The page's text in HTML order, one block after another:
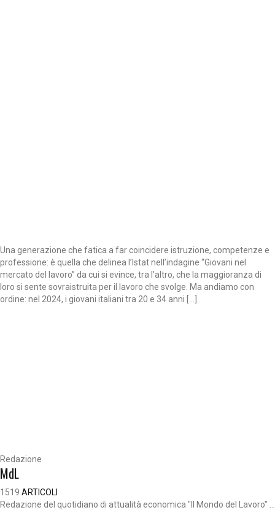
Una generazione che fatica a far coincidere istruzione, competenze e
professione: è quella che delinea l’Istat nell’indagine “Giovani nel
mercato del lavoro” da cui si evince, tra l’altro, che la maggioranza di
loro si sente sovraistruita per il lavoro che svolge. Ma andiamo con
ordine: nel 2024, i giovani italiani tra 20 e 34 anni […]
Redazione
MdL
1519 ARTICOLI
Redazione del quotidiano di attualità economica "Il Mondo del Lavoro" ...